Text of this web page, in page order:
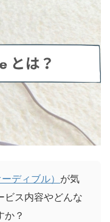
ディブル） が気
ビス内容やどんな
か？